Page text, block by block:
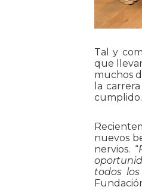
Tal y
que
muchos
la
cumplido.
nuevos
nervios. “
todos